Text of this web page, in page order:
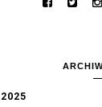
2025